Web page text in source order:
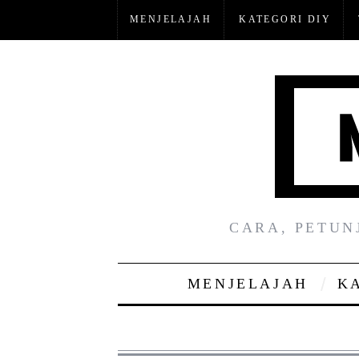
MENJELAJAH KATEGORI DIY
CARA,
MENJELAJAH